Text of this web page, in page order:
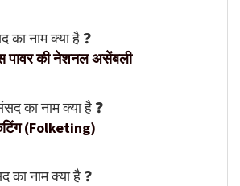
का नाम क्या है ❓
पावर की नेशनल असेंबली
का नाम क्या है ❓
(Folketing)
का नाम क्या है ❓